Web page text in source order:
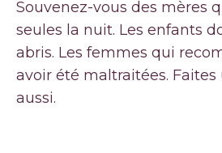
Souvenez-vous des mères
seules la nuit. Les enfants
abris. Les femmes qui
avoir été maltraitées.
aussi.